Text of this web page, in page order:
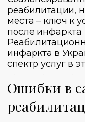
реабилитации,
места – ключ к
после инфаркта
инфаркта в
спектр услуг в
Ошибки в